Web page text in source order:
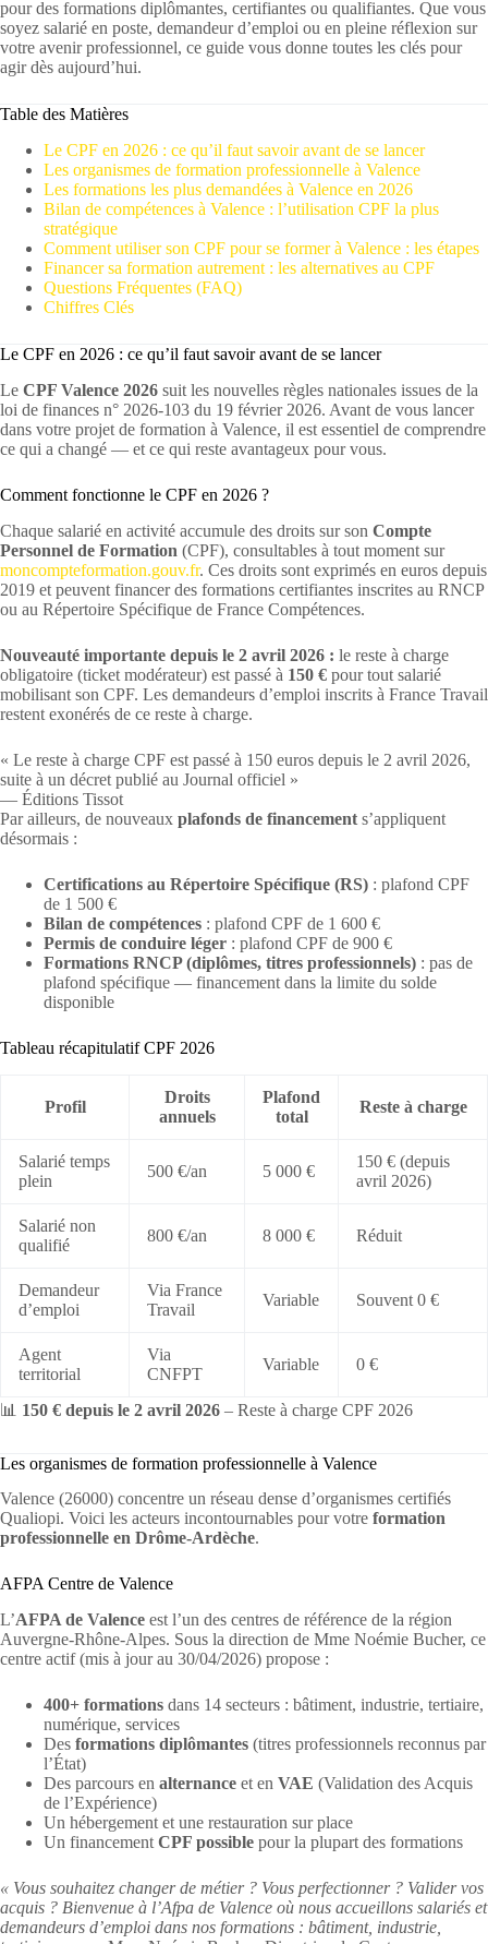
pour des formations diplômantes, certifiantes ou qualifiantes. Que vous
soyez salarié en poste, demandeur d’emploi ou en pleine réflexion sur
votre avenir professionnel, ce guide vous donne toutes les clés pour
agir dès aujourd’hui.
Table des Matières
Le CPF en 2026 : ce qu’il faut savoir avant de se lancer
Les organismes de formation professionnelle à Valence
Les formations les plus demandées à Valence en 2026
Bilan de compétences à Valence : l’utilisation CPF la plus
stratégique
Comment utiliser son CPF pour se former à Valence : les étapes
Financer sa formation autrement : les alternatives au CPF
Questions Fréquentes (FAQ)
Chiffres Clés
Le CPF en 2026 : ce qu’il faut savoir avant de se lancer
Le CPF Valence 2026 suit les nouvelles règles nationales issues de la
loi de finances n° 2026-103 du 19 février 2026. Avant de vous lancer
dans votre projet de formation à Valence, il est essentiel de comprendre
ce qui a changé — et ce qui reste avantageux pour vous.
Comment fonctionne le CPF en 2026 ?
Chaque salarié en activité accumule des droits sur son Compte
Personnel de Formation (CPF), consultables à tout moment sur
moncompteformation.gouv.fr. Ces droits sont exprimés en euros depuis
2019 et peuvent financer des formations certifiantes inscrites au RNCP
ou au Répertoire Spécifique de France Compétences.
Nouveauté importante depuis le 2 avril 2026 : le reste à charge
obligatoire (ticket modérateur) est passé à 150 € pour tout salarié
mobilisant son CPF. Les demandeurs d’emploi inscrits à France Travail
restent exonérés de ce reste à charge.
« Le reste à charge CPF est passé à 150 euros depuis le 2 avril 2026,
suite à un décret publié au Journal officiel »
— Éditions Tissot
Par ailleurs, de nouveaux plafonds de financement s’appliquent
désormais :
Certifications au Répertoire Spécifique (RS) : plafond CPF
de 1 500 €
Bilan de compétences : plafond CPF de 1 600 €
Permis de conduire léger : plafond CPF de 900 €
Formations RNCP (diplômes, titres professionnels) : pas de
plafond spécifique — financement dans la limite du solde
disponible
Tableau récapitulatif CPF 2026
Profil
Droits
annuels
Plafond
total
Reste à charge
Salarié temps
plein
500 €/an 5 000 €
150 € (depuis
avril 2026)
Salarié non
qualifié
800 €/an 8 000 € Réduit
Demandeur
d’emploi
Via France
Travail
Variable Souvent 0 €
Agent
territorial
Via
CNFPT
Variable 0 €
📊 150 € depuis le 2 avril 2026 – Reste à charge CPF 2026
Les organismes de formation professionnelle à Valence
Valence (26000) concentre un réseau dense d’organismes certifiés
Qualiopi. Voici les acteurs incontournables pour votre formation
professionnelle en Drôme-Ardèche.
AFPA Centre de Valence
L’AFPA de Valence est l’un des centres de référence de la région
Auvergne-Rhône-Alpes. Sous la direction de Mme Noémie Bucher, ce
centre actif (mis à jour au 30/04/2026) propose :
400+ formations dans 14 secteurs : bâtiment, industrie, tertiaire,
numérique, services
Des formations diplômantes (titres professionnels reconnus par
l’État)
Des parcours en alternance et en VAE (Validation des Acquis
de l’Expérience)
Un hébergement et une restauration sur place
Un financement CPF possible pour la plupart des formations
« Vous souhaitez changer de métier ? Vous perfectionner ? Valider vos
acquis ? Bienvenue à l’Afpa de Valence où nous accueillons salariés et
demandeurs d’emploi dans nos formations : bâtiment, industrie,